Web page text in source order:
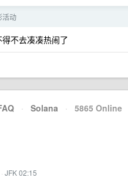
活动
不去凑凑热闹了
· Solana · 5865 Online
· JFK 02:15